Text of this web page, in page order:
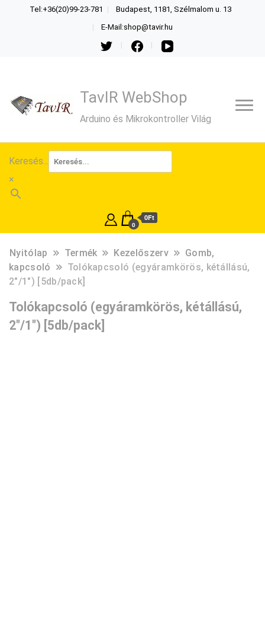
Tel:+36(20)99-23-781 Budapest, 1181, Szélmalom u. 13
E-Mail:shop@tavir.hu
TavIR WebShop
Arduino és Mikrokontroller Világ
Keresés...
×
0
0Ft
Nyitólap Termék Kezelőszerv
Gomb,
kapcsoló
Tolókapcsoló (egyáramkörös, kétállású,
2″/1″) [5db/pack]
Tolókapcsoló (egyáramkörös, kétállású,
2″/1″) [5db/pack]